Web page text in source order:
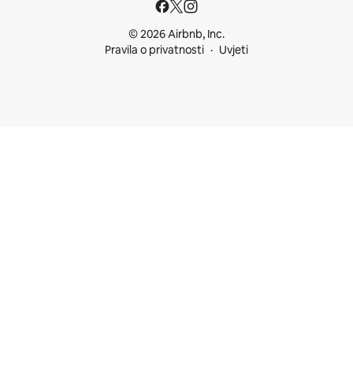
© 2026 Airbnb, Inc.
Pravila o privatnosti
Uvjeti